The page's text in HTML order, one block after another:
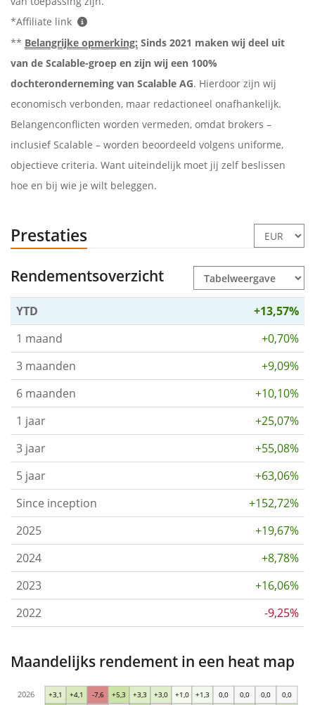
*Affiliate link
** Belangrijke opmerking: Sinds 2021 maken wij deel uit
van de Scalable-groep en zijn wij een 100%
dochteronderneming van Scalable AG. Hierdoor zijn wij
economisch verbonden, maar redactioneel onafhankelijk.
Belangenconflicten worden vermeden, omdat brokers –
inclusief Scalable – worden beoordeeld volgens uniforme,
objectieve criteria. Want uiteindelijk moet jij zelf beslissen
hoe en bij wie je wilt beleggen.
Prestaties
Rendementsoverzicht
YTD
+13,57%
1 maand
+0,70%
3 maanden
+9,09%
6 maanden
+10,10%
1 jaar
+25,07%
3 jaar
+55,08%
5 jaar
+63,06%
Since inception
+152,72%
2025
+19,67%
2024
+8,78%
2023
+16,06%
2022
-9,25%
Maandelijks rendement in een heat map
+3,1 +4,1 -7,6 +5,3 +3,3 +3,0 +1,0 +1,3 0,0 0,0 0,0 0,0
2026